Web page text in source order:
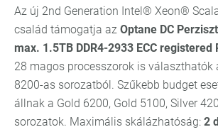
Az új 2nd Generation Intel® Xeon®
család támogatja az Optane DC
max. 1.5TB DDR4-2933 ECC registered
28 magos processzorok is választhatók
8200-as sorozatból. Szűkebb budget
állnak a Gold 6200, Gold 5100, Silver
sorozatok. Maximális skálázhatóság: 2